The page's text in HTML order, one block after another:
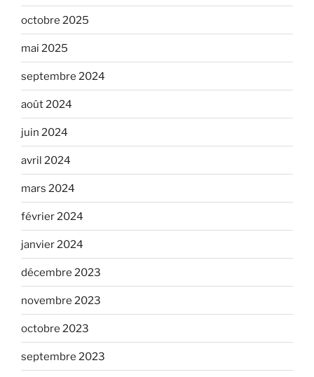
octobre 2025
mai 2025
septembre 2024
août 2024
juin 2024
avril 2024
mars 2024
février 2024
janvier 2024
décembre 2023
novembre 2023
octobre 2023
septembre 2023